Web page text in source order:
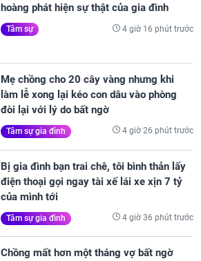
hoàng phát hiện sự thật của gia đình
Tâm sự 4 giờ 16 phút trước
Mẹ chồng cho 20 cây vàng nhưng khi
làm lễ xong lại kéo con dâu vào phòng
đòi lại với lý do bất ngờ
Tâm sự gia đình 4 giờ 26 phút trước
Bị gia đình bạn trai chê, tôi bình thản lấy
điện thoại gọi ngay tài xế lái xe xịn 7 tỷ
của mình tới
Tâm sự gia đình 4 giờ 36 phút trước
Chồng mất hơn một tháng vợ bất ngờ